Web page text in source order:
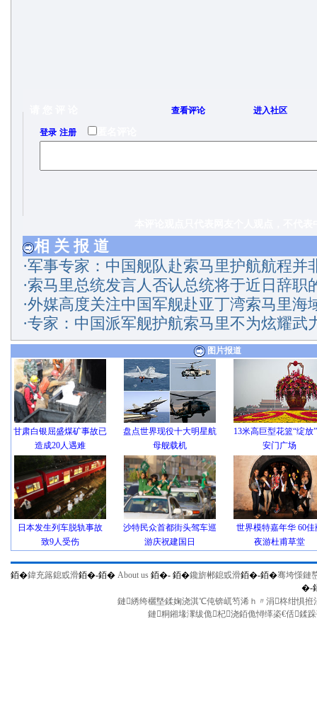
查看评论 进入社区
登录/ 注册 匿名评论
相 关 报 道
·军事专家：中国舰队赴索马里护航航程并
·索马里总统发言人否认总统将于近日辞职
·外媒高度关注中国军舰赴亚丁湾索马里海
·专家：中国派军舰护航索马里不为炫耀武
图片报道
甘肃白银屈盛煤矿事故已
造成20人遇难
盘点世界现役十大明星航
母舰载机
13米高巨型花篮“绽放
安门广场
日本发生列车脱轨事故
致9人受伤
沙特民众首都街头驾车巡
游庆祝建国日
世界模特嘉年华 60佳
夜游杜甫草堂
銆�鍏充簬鎴戜滑銆�-銆� About us 銆�- 銆�鑱旂郴鎴戜滑銆�-銆�骞垮憡鏈
�-
鏈綉绔欐墍鍒婅浇淇℃伅锛屼笉浠ｈ〃涓柊绀惧
鏈粡鎺堟潈绂佹杞浇銆佹憳缂栥€佸鍒